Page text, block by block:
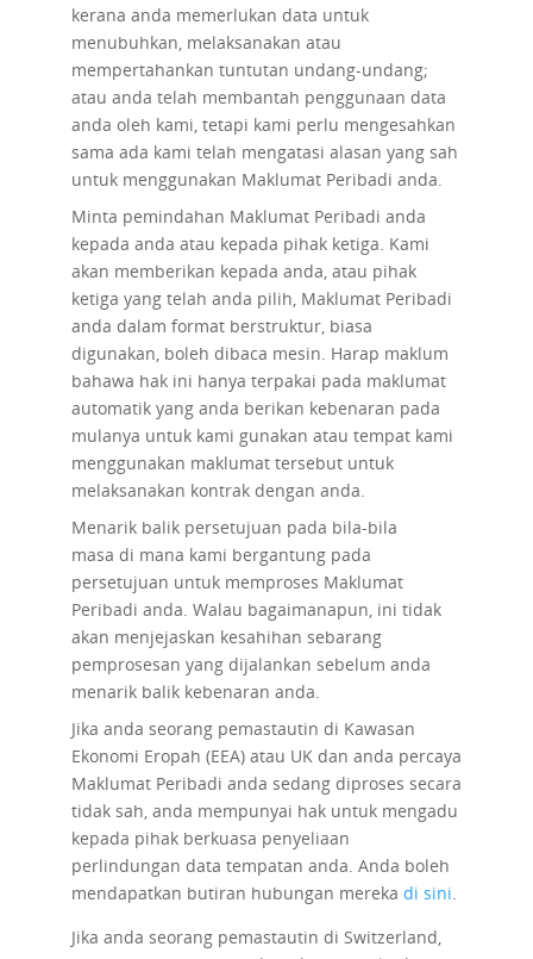
kerana anda memerlukan data untuk
menubuhkan, melaksanakan atau
mempertahankan tuntutan undang-undang;
atau anda telah membantah penggunaan data
anda oleh kami, tetapi kami perlu mengesahkan
sama ada kami telah mengatasi alasan yang sah
untuk menggunakan Maklumat Peribadi anda.
Minta pemindahan Maklumat Peribadi anda
kepada anda atau kepada pihak ketiga. Kami
akan memberikan kepada anda, atau pihak
ketiga yang telah anda pilih, Maklumat Peribadi
anda dalam format berstruktur, biasa
digunakan, boleh dibaca mesin. Harap maklum
bahawa hak ini hanya terpakai pada maklumat
automatik yang anda berikan kebenaran pada
mulanya untuk kami gunakan atau tempat kami
menggunakan maklumat tersebut untuk
melaksanakan kontrak dengan anda.
Menarik balik persetujuan pada bila-bila
masa di mana kami bergantung pada
persetujuan untuk memproses Maklumat
Peribadi anda. Walau bagaimanapun, ini tidak
akan menjejaskan kesahihan sebarang
pemprosesan yang dijalankan sebelum anda
menarik balik kebenaran anda.
Jika anda seorang pemastautin di Kawasan
Ekonomi Eropah (EEA) atau UK dan anda percaya
Maklumat Peribadi anda sedang diproses secara
tidak sah, anda mempunyai hak untuk mengadu
kepada pihak berkuasa penyeliaan
perlindungan data tempatan anda. Anda boleh
mendapatkan butiran hubungan mereka di sini.
Jika anda seorang pemastautin di Switzerland,